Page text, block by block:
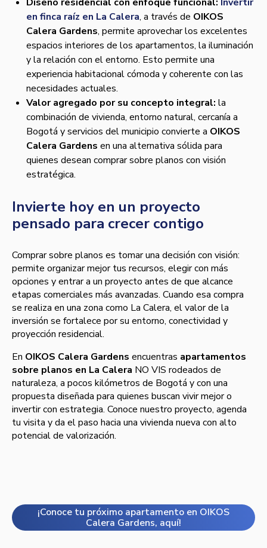
en finca raíz en La Calera, a través de OIKOS
Calera Gardens, permite aprovechar los excelentes
espacios interiores de los apartamentos, la iluminación
y la relación con el entorno. Esto permite una
experiencia habitacional cómoda y coherente con las
necesidades actuales.
Valor agregado por su concepto integral: la
combinación de vivienda, entorno natural, cercanía a
Bogotá y servicios del municipio convierte a OIKOS
Calera Gardens en una alternativa sólida para
quienes desean comprar sobre planos con visión
estratégica.
Invierte hoy en un proyecto
pensado para crecer contigo
Comprar sobre planos es tomar una decisión con visión:
permite organizar mejor tus recursos, elegir con más
opciones y entrar a un proyecto antes de que alcance
etapas comerciales más avanzadas. Cuando esa compra
se realiza en una zona como La Calera, el valor de la
inversión se fortalece por su entorno, conectividad y
proyección residencial.
En OIKOS Calera Gardens encuentras apartamentos
sobre planos en La Calera NO VIS rodeados de
naturaleza, a pocos kilómetros de Bogotá y con una
propuesta diseñada para quienes buscan vivir mejor o
invertir con estrategia. Conoce nuestro proyecto, agenda
tu visita y da el paso hacia una vivienda nueva con alto
potencial de valorización.
¡Conoce tu próximo apartamento en OIKOS
Calera Gardens, aquí!